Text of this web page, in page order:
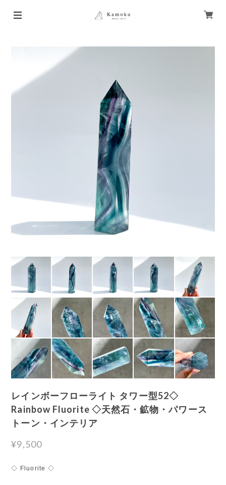
レインボーフローライト タワー型52◇
Rainbow Fluorite ◇天然石・鉱物・パワース
トーン・インテリア
¥9,500
◇ Fluorite ◇